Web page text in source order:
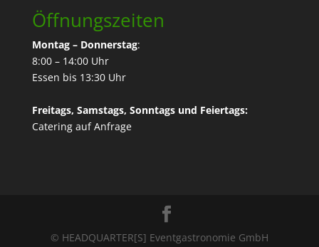
Öffnungszeiten
Montag – Donnerstag:
8:00 – 14:00 Uhr
Essen bis 13:30 Uhr
Freitags, Samstags, Sonntags und Feiertags:
Catering auf Anfrage
© HEADQUARTER[S] Eventgastronomie GmbH